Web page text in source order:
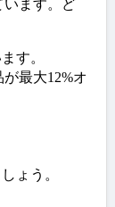
います。ど
す。
最大12%オ
ょう。